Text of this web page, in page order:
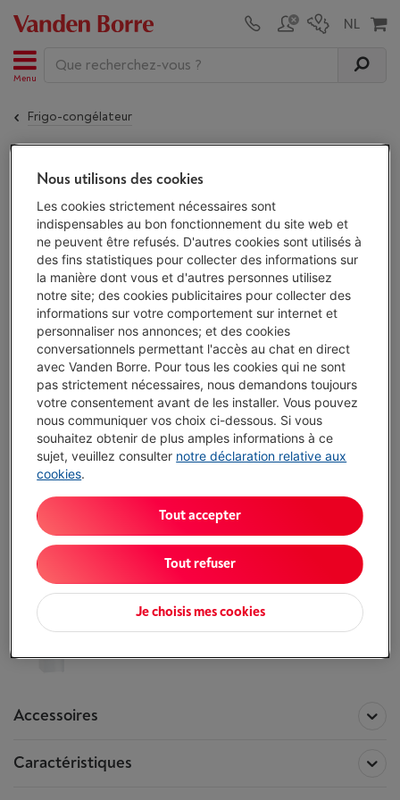
Menu
Frigo-congélateur
LeSIEMENS KG39NAIBT
Alternatives
Découvrez nos frigos-congélateurs et
trouvez votre frigo-congélateur parmi
appareils.
Voir les frigos-congélateurs
Alternatives
Complétez vos coordonnées et nos
experts vous rappellent pour vous aider à
Toutes les information concernant le
SIEMENS KG39NAIBT
Ce produit n'est plus disponible !
Accessoires
Accessoires pour le produit
Caractéristiques
Nous utilisons des cookies
Les cookies strictement nécessaires sont
indispensables au bon fonctionnement du site web et
ne peuvent être refusés. D'autres cookies sont utilisés à
des fins statistiques pour collecter des informations sur
la manière dont vous et d'autres personnes utilisez
notre site; des cookies publicitaires pour collecter des
informations sur votre comportement sur internet et
personnaliser nos annonces; et des cookies
conversationnels permettant l'accès au chat en direct
avec Vanden Borre. Pour tous les cookies qui ne sont
pas strictement nécessaires, nous demandons toujours
votre consentement avant de les installer. Vous pouvez
nous communiquer vos choix ci-dessous. Si vous
souhaitez obtenir de plus amples informations à ce
sujet, veuillez consulter notre déclaration relative aux
cookies.
Je choisis mes cookies
Tout refuser
Tout accepter